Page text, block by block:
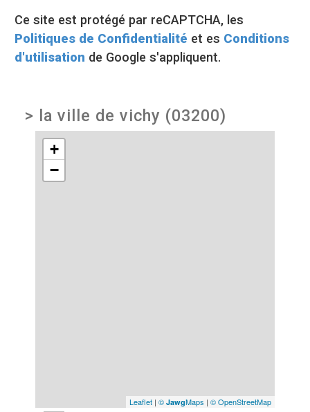
Ce site est protégé par reCAPTCHA, les
Politiques de Confidentialité et es Conditions
d'utilisation de Google s'appliquent.
> la ville de vichy (03200)
+
−
Leaflet | © JawgMaps | © OpenStreetMap